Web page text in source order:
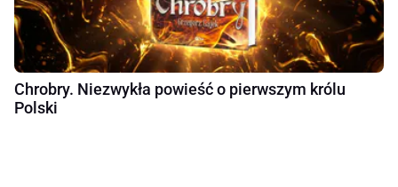
Chrobry. Niezwykła powieść o pierwszym królu
Polski